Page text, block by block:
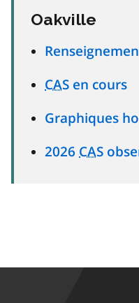
Oakville
CAS en cours
Graphiques
2026 CAS